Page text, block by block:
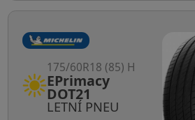
LETNÍ PNEU
EPrimacy
DOT21
175/60R18 (85) H